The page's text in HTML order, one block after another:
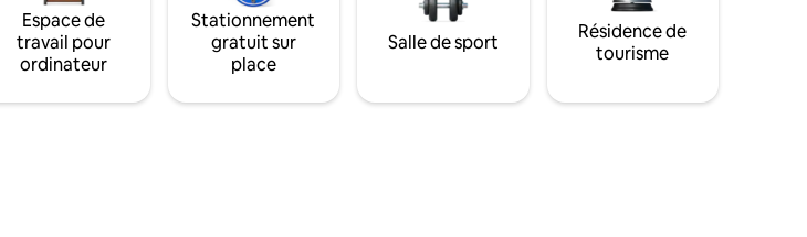
Espace de
travail pour
ordinateur
Stationnement
gratuit sur
place
Salle de sport
Résidence de
tourisme